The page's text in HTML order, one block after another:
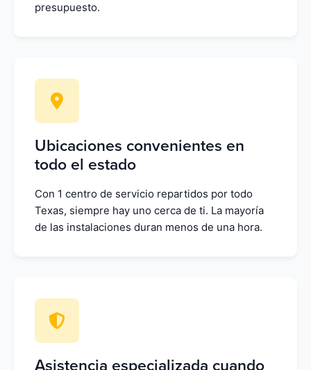
presupuesto.
Ubicaciones convenientes en
todo el estado
Con 1 centro de servicio repartidos por todo
Texas, siempre hay uno cerca de ti. La mayoría
de las instalaciones duran menos de una hora.
Asistencia especializada cuando